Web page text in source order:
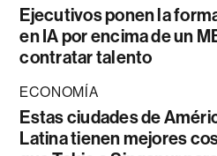
Ejecutivos ponen la
en IA por encima de un
contratar talento
ECONOMÍA
Estas ciudades de
Latina tienen mejores